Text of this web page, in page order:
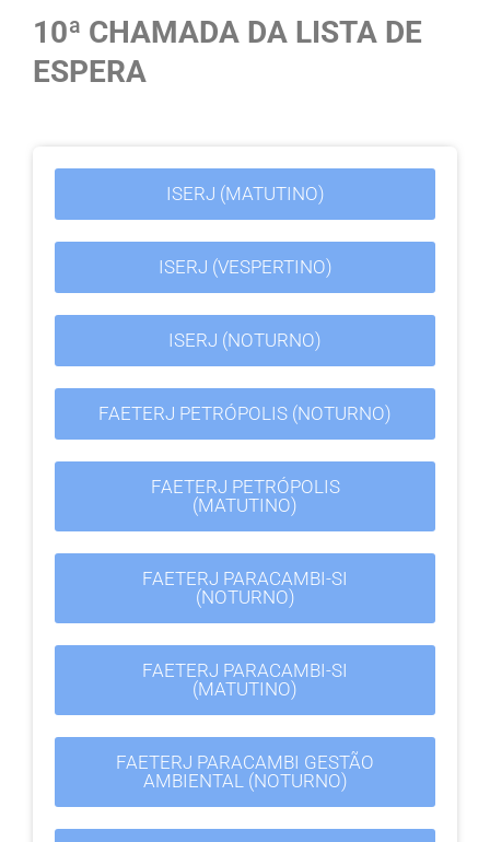
10ª CHAMADA DA LISTA DE
ESPERA
ISERJ (MATUTINO)
ISERJ (VESPERTINO)
ISERJ (NOTURNO)
FAETERJ PETRÓPOLIS (NOTURNO)
FAETERJ PETRÓPOLIS
(MATUTINO)
FAETERJ PARACAMBI-SI
(NOTURNO)
FAETERJ PARACAMBI-SI
(MATUTINO)
FAETERJ PARACAMBI GESTÃO
AMBIENTAL (NOTURNO)